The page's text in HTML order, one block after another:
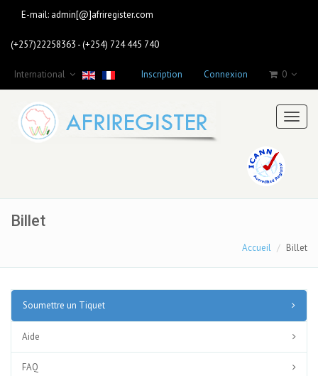
E-mail: admin[@]afriregister.com
(+257)22258363 - (+254) 724 445 740
International Inscription Connexion 0
Billet
Accueil Billet
Soumettre un Tiquet
Aide
FAQ